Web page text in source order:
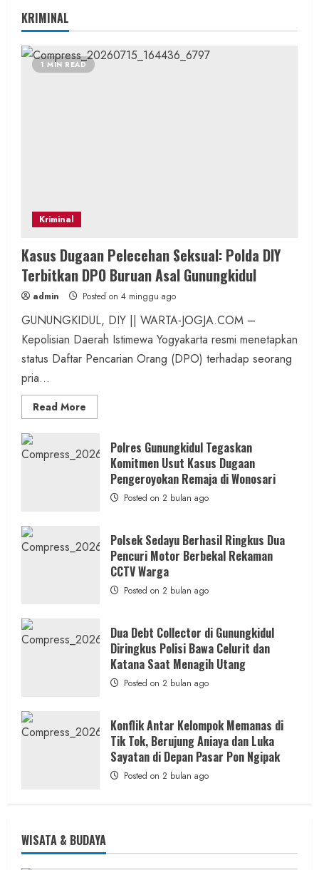
KRIMINAL
1 MIN READ
Kriminal
Kasus Dugaan Pelecehan Seksual: Polda DIY
Terbitkan DPO Buruan Asal Gunungkidul
admin Posted on 4 minggu ago
GUNUNGKIDUL, DIY || WARTA-JOGJA.COM –
Kepolisian Daerah Istimewa Yogyakarta resmi menetapkan
status Daftar Pencarian Orang (DPO) terhadap seorang
pria...
Read More
more
Dugaan
Pelecehan
Seksual:
Polda
Terbitkan
Gunungkidul
Polres Gunungkidul Tegaskan
Komitmen Usut Kasus Dugaan
Pengeroyokan Remaja di Wonosari
Posted on 2 bulan ago
Polsek Sedayu Berhasil Ringkus Dua
Pencuri Motor Berbekal Rekaman
CCTV Warga
Posted on 2 bulan ago
Dua Debt Collector di Gunungkidul
Diringkus Polisi Bawa Celurit dan
Katana Saat Menagih Utang
Posted on 2 bulan ago
Konflik Antar Kelompok Memanas di
Tik Tok, Berujung Aniaya dan Luka
Sayatan di Depan Pasar Pon Ngipak
Posted on 2 bulan ago
WISATA & BUDAYA